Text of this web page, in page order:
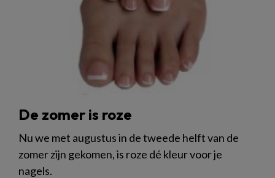
De zomer is roze
Nu we met augustus in de tweede helft van de
zomer zijn gekomen, is roze dé kleur voor je
nagels.